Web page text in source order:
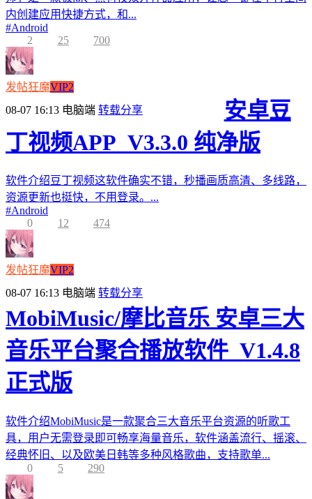
内创建应用快捷方式，和...
#Android
2
25 700
发帖狂魔VIP2
08-07 16:13 电脑端 转载分享
安卓豆
丁视频APP_V3.3.0 纯净版
软件介绍豆丁视频这软件确实不错，秒播画质高清、多线路，
资源更新也挺快，不用登录。...
#Android
0
12 474
发帖狂魔VIP2
08-07 16:13 电脑端 转载分享
MobiMusic/摩比音乐 安卓三大
音乐平台聚合播放软件_V1.4.8
正式版
软件介绍MobiMusic是一款聚合三大音乐平台资源的听歌工
具，用户无需登录即可畅享海量音乐，软件涵盖流行、摇滚、
经典怀旧、以及欧美日韩等多种风格歌曲，支持歌单...
0
5 290